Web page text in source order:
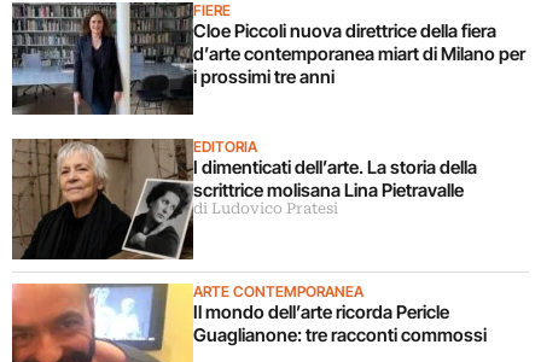
FIERE
Cloe Piccoli nuova direttrice della fiera
d’arte contemporanea miart di Milano per
i prossimi tre anni
EDITORIA
I dimenticati dell’arte. La storia della
scrittrice molisana Lina Pietravalle
di Ludovico Pratesi
ARTE CONTEMPORANEA
Il mondo dell’arte ricorda Pericle
Guaglianone: tre racconti commossi